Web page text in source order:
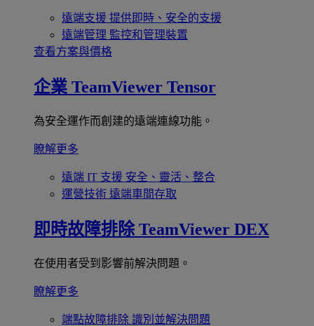
遠端支援 提供即時、安全的支援
遠端管理 監控和管理裝置
查看方案與價格
企業 TeamViewer Tensor
為安全運作而創建的遠端連線功能。
瞭解更多
遠端 IT 支援 安全、靈活、整合
運營技術 遠端車間存取
即時故障排除 TeamViewer DEX
在使用者受到影響前解決問題。
瞭解更多
端點故障排除 識別並解決問題